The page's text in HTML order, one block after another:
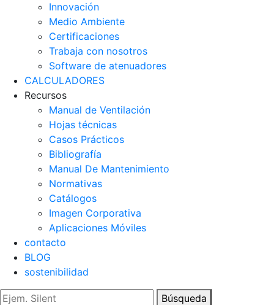
Innovación
Medio Ambiente
Certificaciones
Trabaja con nosotros
Software de atenuadores
CALCULADORES
Recursos
Manual de Ventilación
Hojas técnicas
Casos Prácticos
Bibliografía
Manual De Mantenimiento
Normativas
Catálogos
Imagen Corporativa
Aplicaciones Móviles
contacto
BLOG
sostenibilidad
Búsqueda